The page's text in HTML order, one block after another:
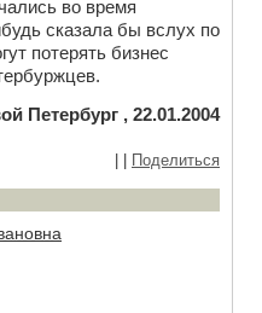
во время
сказала бы вслух по
потерять бизнес
Петербург , 22.01.2004
Поделиться